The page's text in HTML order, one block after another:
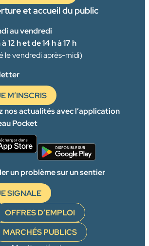
et accueil du public
au vendredi
12 h et de 14 h à 17 h
le vendredi après-midi)
M’INSCRIS
nos actualités avec l’application
Pocket
un problème sur un sentier
SIGNALE
OFFRES D’EMPLOI
MARCHÉS PUBLICS